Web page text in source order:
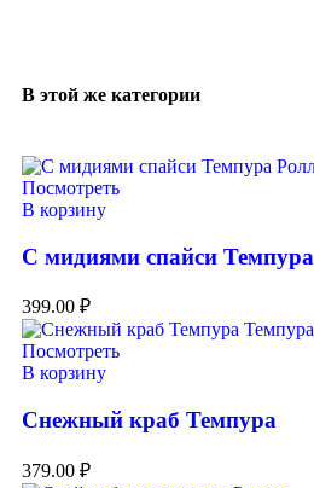
В этой же категории
Посмотреть
В корзину
С мидиями спайси Темпура
399.00 ₽
Посмотреть
В корзину
Снежный краб Темпура
379.00 ₽